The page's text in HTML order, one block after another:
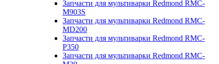
Запчасти для мультиварки Redmond RMC-
M903S
Запчасти для мультиварки Redmond RMC-
MD200
Запчасти для мультиварки Redmond RMC-
P350
Запчасти для мультиварки Redmond RMC-